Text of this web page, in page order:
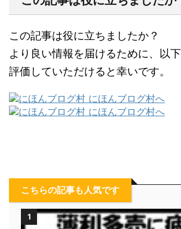
この記事は役に立ちましたか？
より良い情報を届けるために、以
評価していただけると幸いです。
こちらの記事も人気です
1